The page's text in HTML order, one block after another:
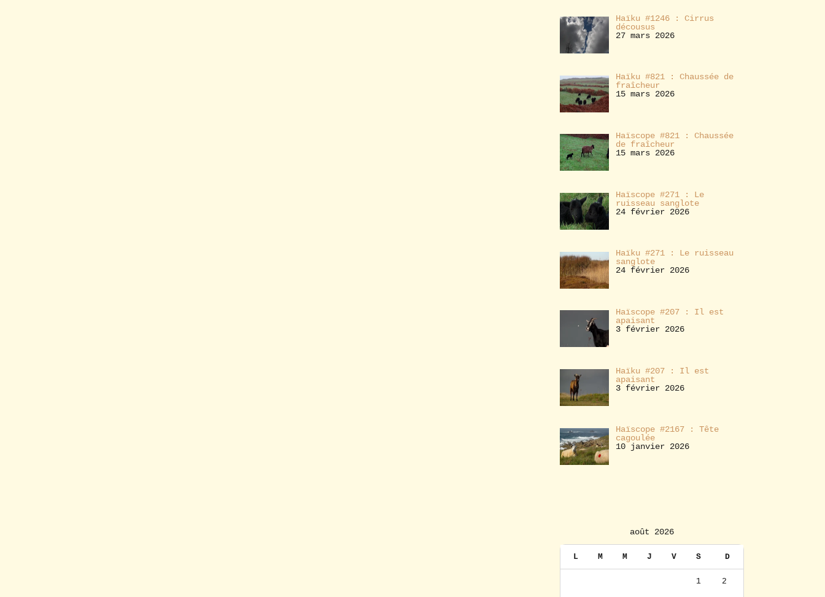
Haïku #1246 : Cirrus
décousus
27 mars 2026
Haïku #821 : Chaussée de
fraîcheur
15 mars 2026
Haïscope #821 : Chaussée
de fraîcheur
15 mars 2026
Haïscope #271 : Le
ruisseau sanglote
24 février 2026
Haïku #271 : Le ruisseau
sanglote
24 février 2026
Haïscope #207 : Il est
apaisant
3 février 2026
Haïku #207 : Il est
apaisant
3 février 2026
Haïscope #2167 : Tête
cagoulée
10 janvier 2026
août 2026
L M M J V S D
1 2